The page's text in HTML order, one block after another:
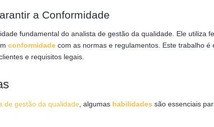
a Conformidade
fundamental do analista de gestão da qualidade. Ele utiliza
conformidade com as normas e regulamentos. Este trabalho é
e requisitos legais.
de gestão da qualidade , algumas habilidades são essenciais